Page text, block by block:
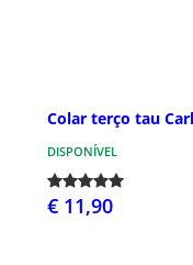
Colar terço tau
DISPONÍVEL
€ 11,90